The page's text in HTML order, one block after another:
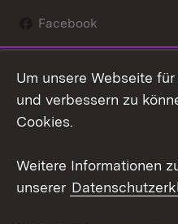
Facebook
Social Wall
Youtube
Kontakt
Um unsere Webseite
und verbessern zu
Cookies.
Weitere Informationen
unserer